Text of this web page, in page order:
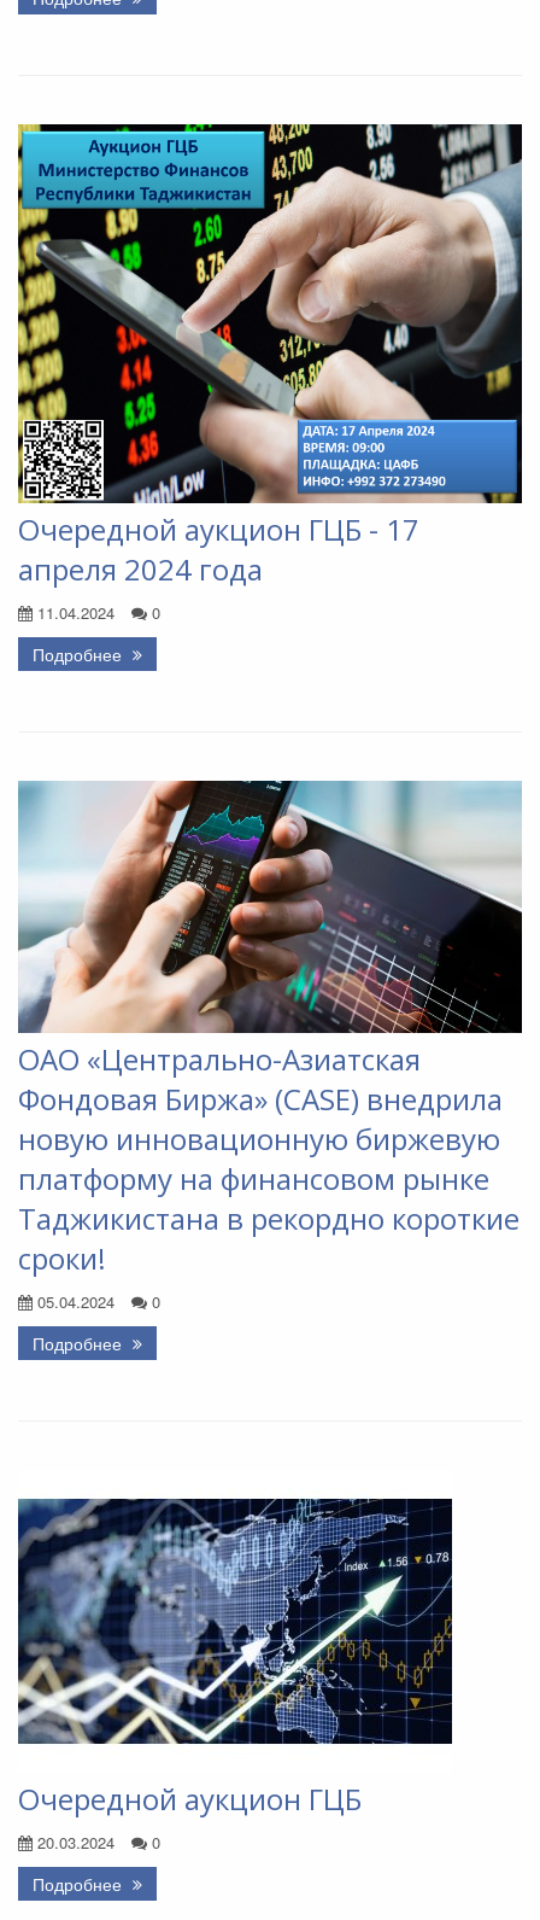
Очередной аукцион ГЦБ - 17
апреля 2024 года
11.04.2024 0
Подробнее
ОАО «Центрально-Азиатская
Фондовая Биржа» (CASE) внедрила
новую инновационную биржевую
платформу на финансовом рынке
Таджикистана в рекордно короткие
сроки!
05.04.2024 0
Подробнее
Очередной аукцион ГЦБ
20.03.2024 0
Подробнее